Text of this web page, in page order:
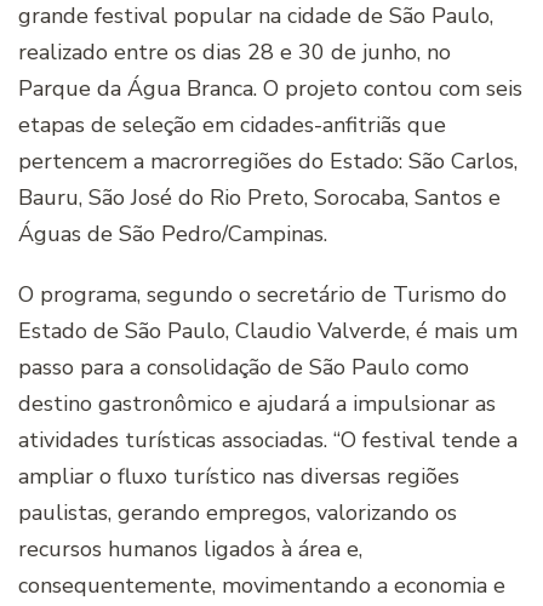
grande festival popular na cidade de São Paulo,
realizado entre os dias 28 e 30 de junho, no
Parque da Água Branca. O projeto contou com seis
etapas de seleção em cidades-anfitriãs que
pertencem a macrorregiões do Estado: São Carlos,
Bauru, São José do Rio Preto, Sorocaba, Santos e
Águas de São Pedro/Campinas.
O programa, segundo o secretário de Turismo do
Estado de São Paulo, Claudio Valverde, é mais um
passo para a consolidação de São Paulo como
destino gastronômico e ajudará a impulsionar as
atividades turísticas associadas. “O festival tende a
ampliar o fluxo turístico nas diversas regiões
paulistas, gerando empregos, valorizando os
recursos humanos ligados à área e,
consequentemente, movimentando a economia e